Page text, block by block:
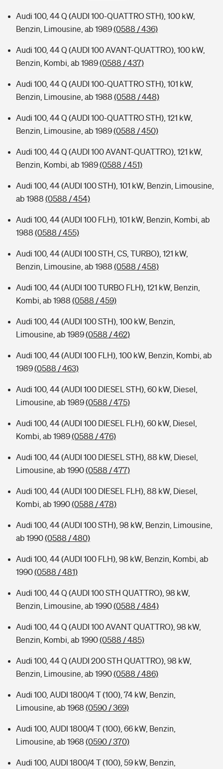
Audi 100, 44 Q (AUDI 100-QUATTRO STH), 100 kW,
Benzin, Limousine, ab 1989(0588 / 436)
Audi 100, 44 Q (AUDI 100 AVANT-QUATTRO), 100 kW,
Benzin, Kombi, ab 1989(0588 / 437)
Audi 100, 44 Q (AUDI 100-QUATTRO STH), 101 kW,
Benzin, Limousine, ab 1988 (0588 / 448)
Audi 100, 44 Q (AUDI 100-QUATTRO STH), 121 kW,
Benzin, Limousine, ab 1989(0588 / 450)
Audi 100, 44 Q (AUDI 100 AVANT-QUATTRO), 121 kW,
Benzin, Kombi, ab 1989(0588 / 451)
Audi 100, 44 (AUDI 100 STH), 101 kW, Benzin, Limousine,
ab 1988 (0588 / 454)
Audi 100, 44 (AUDI 100 FLH), 101 kW, Benzin, Kombi, ab
1988 (0588 / 455)
Audi 100, 44 (AUDI 100 STH, CS, TURBO), 121 kW,
Benzin, Limousine, ab 1988 (0588 / 458)
Audi 100, 44 (AUDI 100 TURBO FLH), 121 kW, Benzin,
Kombi, ab 1988 (0588 / 459)
Audi 100, 44 (AUDI 100 STH), 100 kW, Benzin,
Limousine, ab 1989(0588 / 462)
Audi 100, 44 (AUDI 100 FLH), 100 kW, Benzin, Kombi, ab
1989(0588 / 463)
Audi 100, 44 (AUDI 100 DIESEL STH), 60 kW, Diesel,
Limousine, ab 1989(0588 / 475)
Audi 100, 44 (AUDI 100 DIESEL FLH), 60 kW, Diesel,
Kombi, ab 1989(0588 / 476)
Audi 100, 44 (AUDI 100 DIESEL STH), 88 kW, Diesel,
Limousine, ab 1990(0588 / 477)
Audi 100, 44 (AUDI 100 DIESEL FLH), 88 kW, Diesel,
Kombi, ab 1990(0588 / 478)
Audi 100, 44 (AUDI 100 STH), 98 kW, Benzin, Limousine,
ab 1990(0588 / 480)
Audi 100, 44 (AUDI 100 FLH), 98 kW, Benzin, Kombi, ab
1990(0588 / 481)
Audi 100, 44 Q (AUDI 100 STH QUATTRO), 98 kW,
Benzin, Limousine, ab 1990(0588 / 484)
Audi 100, 44 Q (AUDI 100 AVANT QUATTRO), 98 kW,
Benzin, Kombi, ab 1990(0588 / 485)
Audi 100, 44 Q (AUDI 200 STH QUATTRO), 98 kW,
Benzin, Limousine, ab 1990(0588 / 486)
Audi 100, AUDI 1800/4 T (100), 74 kW, Benzin,
Limousine, ab 1968 (0590 / 369)
Audi 100, AUDI 1800/4 T (100), 66 kW, Benzin,
Limousine, ab 1968 (0590 / 370)
Audi 100, AUDI 1800/4 T (100), 59 kW, Benzin,